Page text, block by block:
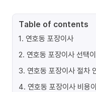
Table of contents
1. 연호동 포장이사
2. 연호동 포장이사 선택
3. 연호동 포장이사 절차
4. 연호동 포장이사 비용